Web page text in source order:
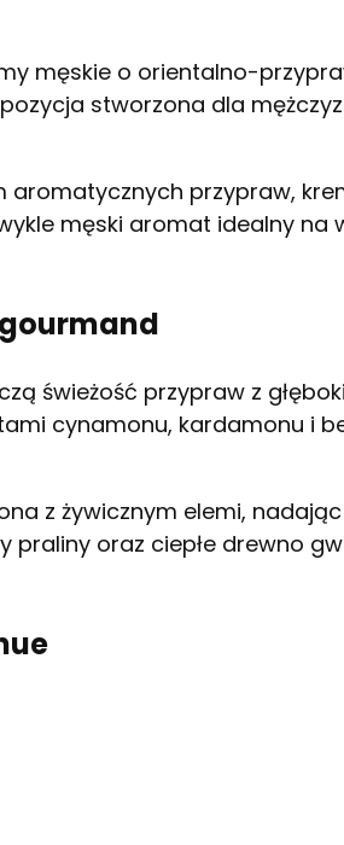
męskie o orientalno-
stworzona dla
aromatycznych przypraw,
męski aromat idealny na
świeżość przypraw z
cynamonu, kardamonu i
z żywicznym elemi,
oraz ciepłe drewno